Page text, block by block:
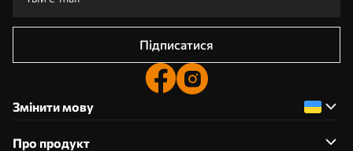
Підписатися
Змінити мову
Про продукт